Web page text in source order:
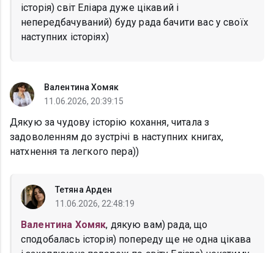
історія) світ Еліара дуже цікавий і
непередбачуваний) буду рада бачити вас у своїх
наступних історіях)
Валентина Хомяк
11.06.2026, 20:39:15
Дякую за чудову історію кохання, читала з
задоволенням до зустрічі в наступних книгах,
натхнення та легкого пера))
Тетяна Арден
11.06.2026, 22:48:19
Валентина Хомяк, дякую вам) рада, що
сподобалась історія) попереду ще не одна цікава